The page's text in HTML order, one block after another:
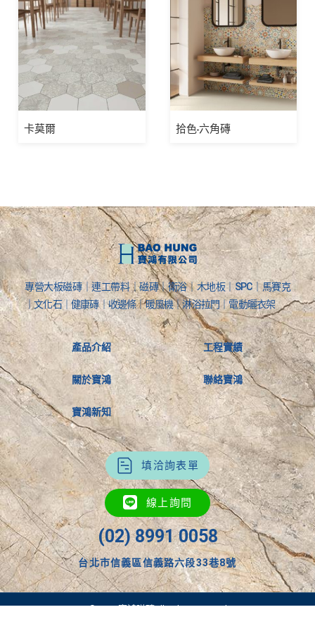
卡莫爾 拾色-六角磚
專營大板磁磚｜連工帶料｜磁磚｜衛浴｜木地板｜SPC｜馬賽克
｜文化石｜健康磚｜收邊條｜暖風機｜淋浴拉門｜電動曬衣架
產品介紹
關於寶鴻
寶鴻新知
工程實績
聯絡寶鴻
填洽詢表單
線上詢問
(02) 8991 0058
台北市信義區信義路六段33巷8號
©2026 寶鴻磁磚All rights reserved